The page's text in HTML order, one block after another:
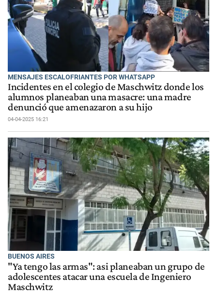
MENSAJES ESCALOFRIANTES POR WHATSAPP
Incidentes en el colegio de Maschwitz donde los
alumnos planeaban una masacre: una madre
denunció que amenazaron a su hijo
04-04-2025 16:21
BUENOS AIRES
"Ya tengo las armas": asi planeaban un grupo de
adolescentes atacar una escuela de Ingeniero
Maschwitz